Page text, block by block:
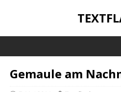
Gemaule am